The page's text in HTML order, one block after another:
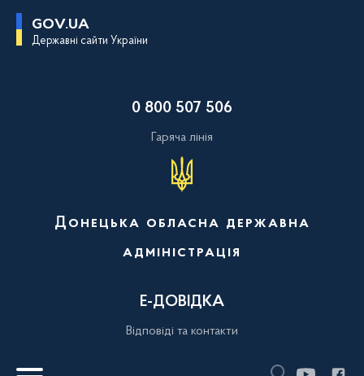
GOV.UA
Державні сайти України
0 800 507 506
Гаряча лінія
Донецька обласна державна
адміністрація
Е-ДОВІДКА
Відповіді та контакти